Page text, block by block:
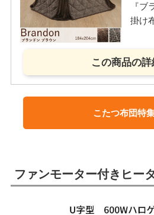
『
掛け
この商品の詳
こたつ布団特
ファンモーター付きヒー